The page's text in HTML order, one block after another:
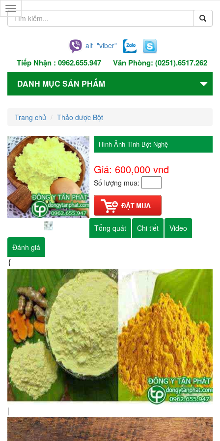
Tiếp Nhận :0962.655.947 Văn Phòng: (0251).6517.262
alt="viber"
Toggle
navigation
DANH MỤC SẢN PHẨM
Trang chủ Thảo dược Bột
Hình Ảnh Tinh Bột Nghệ
Giá: 600,000 vnđ
Số lượng mua:
Tổng quát Chi tiết
Video
Đánh giá
{
|